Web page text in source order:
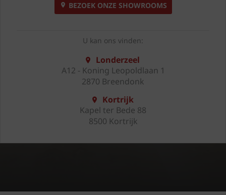
BEZOEK ONZE SHOWROOMS
U kan ons vinden:
Londerzeel
A12 - Koning Leopoldlaan 1
2870 Breendonk
Kortrijk
Kapel ter Bede 88
8500 Kortrijk